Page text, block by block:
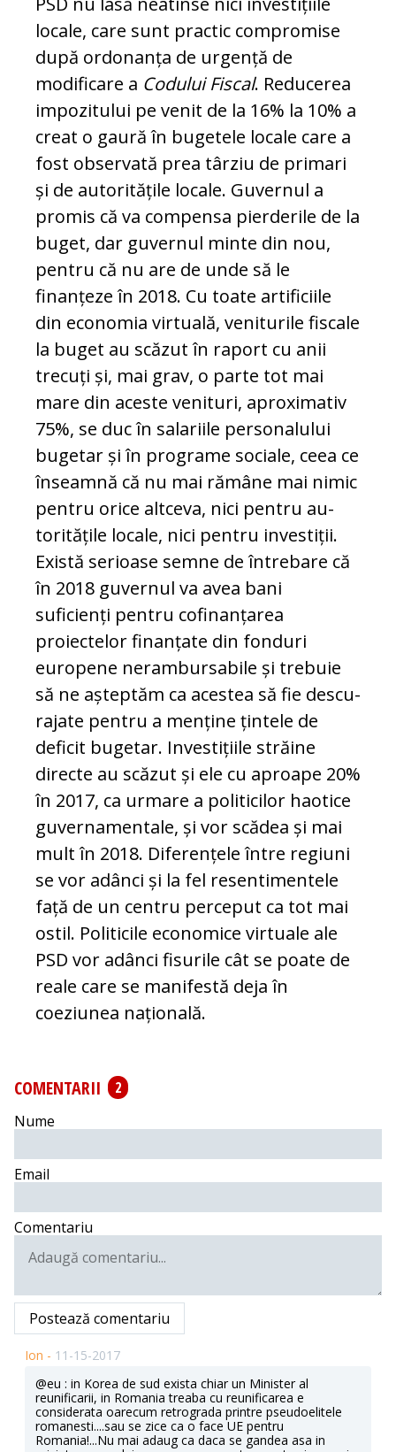
locale, ca­re sunt practic compromise
după or­do­nan­ța de urgență de
modificare a Codului Fis­cal. Reducerea
impozitului pe venit de la 16% la 10% a
creat o gaură în bugetele lo­cale care a
fost observată prea târziu de pri­mari
și de autoritățile locale. Guvernul a
promis că va compensa pierderile de la
buget, dar guvernul minte din nou,
pen­tru că nu are de unde să le
finanțeze în 2018. Cu toate artificiile
din economia vir­tuală, veniturile fiscale
la buget au scăzut în raport cu anii
trecuți și, mai grav, o parte tot mai
mare din aceste venituri, apro­ximativ
75%, se duc în salariile per­so­nalului
bugetar și în programe sociale, ceea ce
înseamnă că nu mai rămâne mai ni­mic
pentru orice altceva, nici pentru au­
toritățile locale, nici pentru investiții.
Exis­tă serioase semne de întrebare că
în 2018 guvernul va avea bani
suficienți pentru co­finanțarea
proiectelor finanțate din fon­duri
europene nerambursabile și trebuie
să ne așteptăm ca acestea să fie descu­
ra­jate pentru a menține țintele de
deficit bu­getar. Investițiile străine
directe au scăzut și ele cu aproape 20%
în 2017, ca urmare a politicilor haotice
guvernamentale, și vor scădea și mai
mult în 2018. Diferențele între regiuni
se vor adânci și la fel re­sen­timentele
față de un centru perceput ca tot mai
ostil. Politicile economice virtuale ale
PSD vor adânci fisurile cât se poate de
reale care se manifestă deja în
coeziunea na­țională.
COMENTARII
2
Nume
Email
Comentariu
Postează comentariu
Ion - 11-15-2017
@eu : in Korea de sud exista chiar un Minister al
reunificarii, in Romania treaba cu reunificarea e
considerata oarecum retrograda printre pseudoelitele
romanesti....sau se zice ca o face UE pentru
Romania!...Nu mai adaug ca daca se gandea asa in